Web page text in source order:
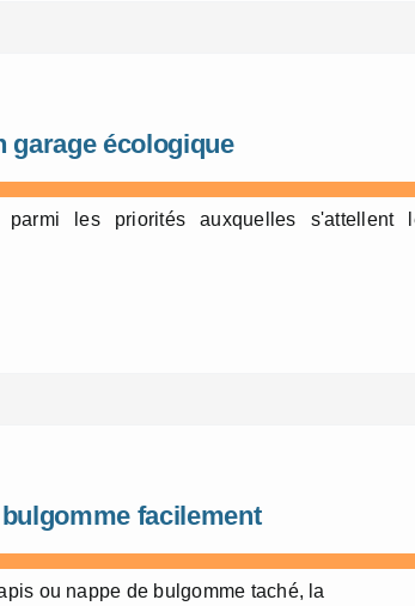
garage écologique
parmi les priorités auxquelles s'attellent
facilement
ou nappe de bulgomme taché, la